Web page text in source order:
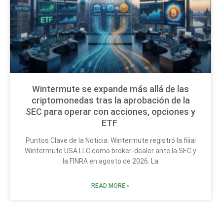
Wintermute se expande más allá de las
criptomonedas tras la aprobación de la
SEC para operar con acciones, opciones y
ETF
Puntos Clave de la Noticia: Wintermute registró la filial
Wintermute USA LLC como broker-dealer ante la SEC y
la FINRA en agosto de 2026. La
READ MORE »